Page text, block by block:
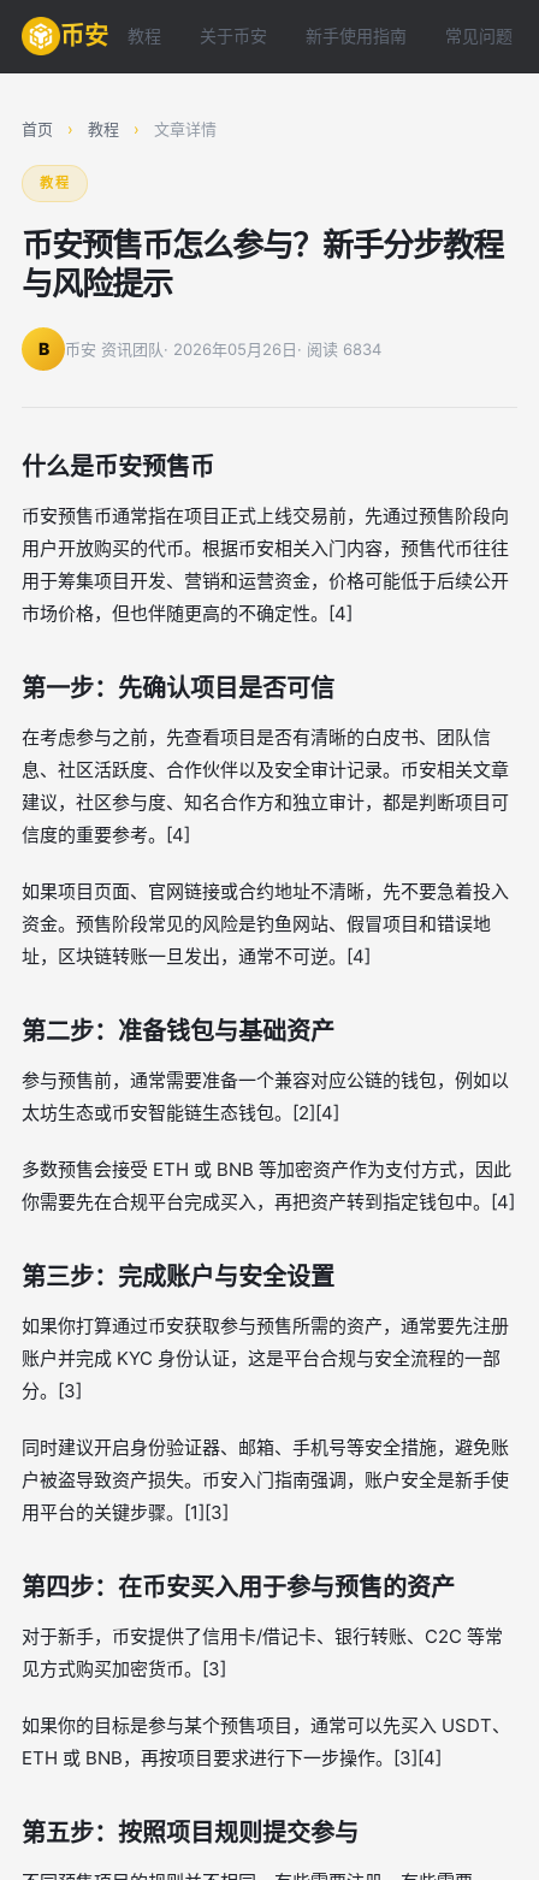
币安 教程 关于币安 新手使用指南 常见问题
首页 › 教程 › 文章详情
教程
币安预售币怎么参与？新手分步教程
与风险提示
B 币安 资讯团队· 2026年05月26日· 阅读 6834
什么是币安预售币
币安预售币通常指在项目正式上线交易前，先通过预售阶段向
用户开放购买的代币。根据币安相关入门内容，预售代币往往
用于筹集项目开发、营销和运营资金，价格可能低于后续公开
市场价格，但也伴随更高的不确定性。[4]
第一步：先确认项目是否可信
在考虑参与之前，先查看项目是否有清晰的白皮书、团队信
息、社区活跃度、合作伙伴以及安全审计记录。币安相关文章
建议，社区参与度、知名合作方和独立审计，都是判断项目可
信度的重要参考。[4]
如果项目页面、官网链接或合约地址不清晰，先不要急着投入
资金。预售阶段常见的风险是钓鱼网站、假冒项目和错误地
址，区块链转账一旦发出，通常不可逆。[4]
第二步：准备钱包与基础资产
参与预售前，通常需要准备一个兼容对应公链的钱包，例如以
太坊生态或币安智能链生态钱包。[2][4]
多数预售会接受 ETH 或 BNB 等加密资产作为支付方式，因此
你需要先在合规平台完成买入，再把资产转到指定钱包中。[4]
第三步：完成账户与安全设置
如果你打算通过币安获取参与预售所需的资产，通常要先注册
账户并完成 KYC 身份认证，这是平台合规与安全流程的一部
分。[3]
同时建议开启身份验证器、邮箱、手机号等安全措施，避免账
户被盗导致资产损失。币安入门指南强调，账户安全是新手使
用平台的关键步骤。[1][3]
第四步：在币安买入用于参与预售的资产
对于新手，币安提供了信用卡/借记卡、银行转账、C2C 等常
见方式购买加密货币。[3]
如果你的目标是参与某个预售项目，通常可以先买入 USDT、
ETH 或 BNB，再按项目要求进行下一步操作。[3][4]
第五步：按照项目规则提交参与